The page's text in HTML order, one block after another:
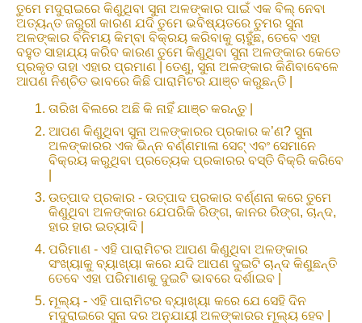
ତୁମେ ମଦୁରାଇରେ କିଣୁଥିବା ସୁନା ଅଳଙ୍କାର ପାଇଁ ଏକ ବିଲ୍ ନେବା
ଅତ୍ୟନ୍ତ ଜରୁରୀ କାରଣ ଯଦି ତୁମେ ଭବିଷ୍ୟତରେ ତୁମର ସୁନା
ଅଳଙ୍କାର ବିନିମୟ କିମ୍ବା ବିକ୍ରୟ କରିବାକୁ ଚାହୁଁଛ, ତେବେ ଏହା
ବହୁତ ସାହାଯ୍ୟ କରିବ କାରଣ ତୁମେ କିଣୁଥିବା ସୁନା ଅଳଙ୍କାର କେତେ
ପ୍ରକୃତ ତାହା ଏହାର ପ୍ରମାଣ | ତେଣୁ, ସୁନା ଅଳଙ୍କାର କିଣିବାବେଳେ
ଆପଣ ନିଶ୍ଚିତ ଭାବରେ କିଛି ପାରାମିଟର ଯାଞ୍ଚ କରୁଛନ୍ତି |
ତାରିଖ ବିଲରେ ଅଛି କି ନାହିଁ ଯାଞ୍ଚ କରନ୍ତୁ |
ଆପଣ କିଣୁଥିବା ସୁନା ଅଳଙ୍କାରର ପ୍ରକାର କ’ଣ? ସୁନା
ଅଳଙ୍କାରର ଏକ ଭିନ୍ନ ବର୍ଣ୍ଣମାଳା ସେଟ୍ ଏବଂ ସେମାନେ
ବିକ୍ରୟ କରୁଥିବା ପ୍ରତ୍ୟେକ ପ୍ରକାରର ବସ୍ତି ବିକ୍ରି କରିବେ
ଉତ୍ପାଦ ପ୍ରକାର - ଉତ୍ପାଦ ପ୍ରକାର ବର୍ଣ୍ଣନା କରେ ତୁମେ
କିଣୁଥିବା ଅଳଙ୍କାର ଯେପରିକି ରିଙ୍ଗ, କାନର ରିଙ୍ଗ, ଚାନ୍ଦ,
ହାର ହାର ଇତ୍ୟାଦି |
ପରିମାଣ - ଏହି ପାରାମିଟର ଆପଣ କିଣୁଥିବା ଅଳଙ୍କାର
ସଂଖ୍ୟାକୁ ବ୍ୟାଖ୍ୟା କରେ ଯଦି ଆପଣ ଦୁଇଟି ଚାନ୍ଦ କିଣୁଛନ୍ତି
ତେବେ ଏହା ପରିମାଣକୁ ଦୁଇଟି ଭାବରେ ଦର୍ଶାଇବ |
ମୂଲ୍ୟ - ଏହି ପାରାମିଟର ବ୍ୟାଖ୍ୟା କରେ ଯେ ସେହି ଦିନ
ମଦୁରାଇରେ ସୁନା ଦର ଅନୁଯାୟୀ ଅଳଙ୍କାରର ମୂଲ୍ୟ ହେବ |